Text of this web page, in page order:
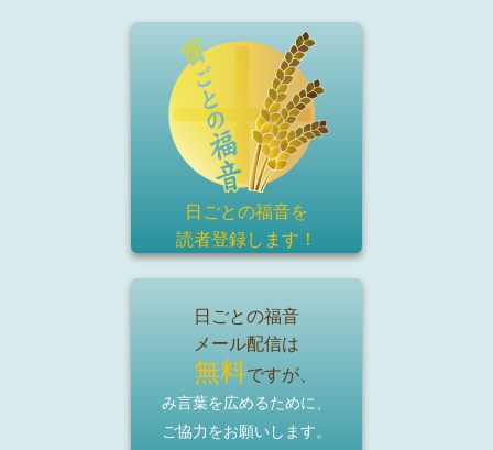
日ごとの福音を
読者登録します！
日ごとの福音
メール配信は
無料ですが、
み言葉を広めるために、
ご協力をお願いします。